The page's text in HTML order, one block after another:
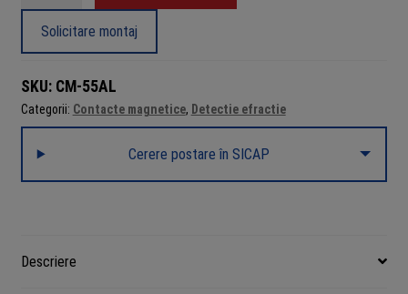
magnetic
pentru
ușă
carcasă
zinc-
55AL
Solicitare montaj
SKU: CM-55AL
Categorii: Contacte magnetice, Detectie efractie
Cerere postare în SICAP
Descriere